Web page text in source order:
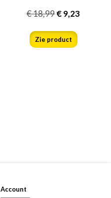
€18,99€9,23
Zie product
Account